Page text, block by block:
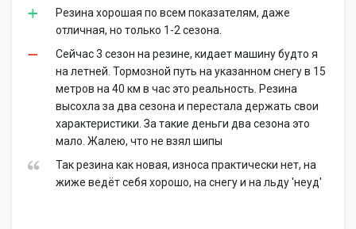
Резина хорошая по всем показателям, даже
отличная, но только 1-2 сезона.
Сейчас 3 сезон на резине, кидает машину будто я
на летней. Тормозной путь на указанном снегу в 15
метров на 40 км в час это реальность. Резина
высохла за два сезона и перестала держать свои
характеристики. За такие деньги два сезона это
мало. Жалею, что не взял шипы
Так резина как новая, износа практически нет, на
жиже ведёт себя хорошо, на снегу и на льду 'неуд'